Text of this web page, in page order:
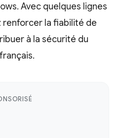
Avec quelques lignes
renforcer la fiabilité de
à la sécurité du